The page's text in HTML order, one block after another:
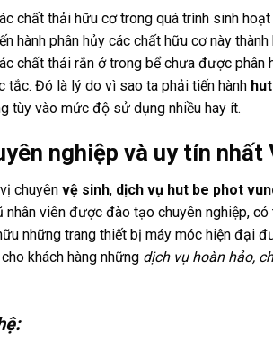
chất thải hữu cơ trong quá trình sinh
hành phân hủy các chất hữu cơ này
chất thải rắn ở trong bể chưa được
tắc. Đó là lý do vì sao ta phải tiến hành
tùy vào mức độ sử dụng nhiều hay ít.
nghiệp và uy tín nhất
chuyên vệ sinh, dịch vụ hut be phot
nhân viên được đào tạo chuyên nghiệp,
những trang thiết bị máy móc hiện đại
khách hàng những dịch vụ hoàn hảo,